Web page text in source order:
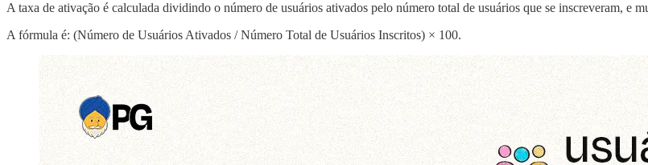
A taxa de ativação é calculada dividindo o número de usuários ativados pelo número total de usuários que se inscreveram, e
A fórmula é: (Número de Usuários Ativados / Número Total de Usuários Inscritos) × 100.